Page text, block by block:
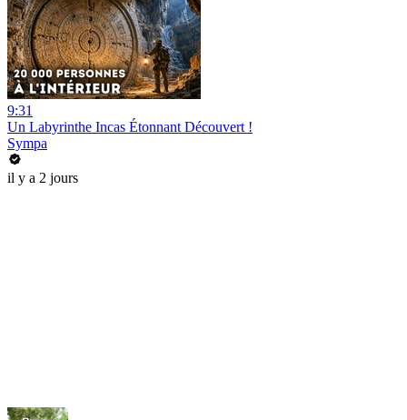
9:31
Un Labyrinthe Incas Étonnant Découvert !
Sympa
il y a 2 jours